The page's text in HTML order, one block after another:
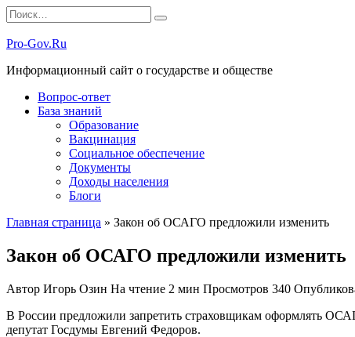
Перейти
к
содержанию
Search
for:
Pro-Gov.Ru
Информационный сайт о государстве и обществе
Вопрос-ответ
База знаний
Образование
Вакцинация
Социальное обеспечение
Документы
Доходы населения
Блоги
Главная страница » Закон об ОСАГО предложили изменить
Закон об ОСАГО предложили изменить
Автор Игорь Озин На чтение 2 мин Просмотров 340
В России предложили запретить страховщикам оформлять
депутат Госдумы Евгений Федоров.